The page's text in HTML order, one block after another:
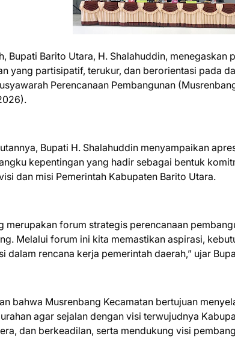
Bupati Barito Utara, H. Shalahuddin, menegaskan
yang partisipatif, terukur, dan berorientasi pada
Perencanaan Pembangunan
Bupati H. Shalahuddin menyampaikan
kepentingan yang hadir sebagai bentuk
dan misi Pemerintah Kabupaten Barito Utara.
merupakan forum strategis perencanaan
Melalui forum ini kita memastikan aspirasi,
dalam rencana kerja pemerintah daerah,” ujar
bahwa Musrenbang Kecamatan bertujuan
agar sejalan dengan visi terwujudnya
dan berkeadilan, serta mendukung visi